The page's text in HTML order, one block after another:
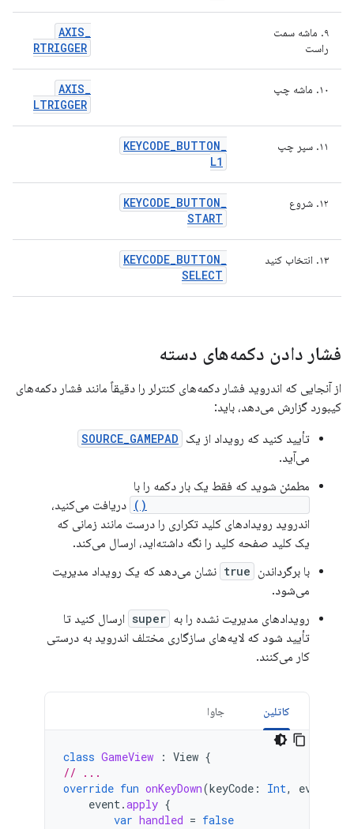
۹. ماشه سمت
راست
AXIS_
RTRIGGER
۱۰. ماشه چپ AXIS_
LTRIGGER
۱۱. سپر چپ KEYCODE_BUTTON_
L1
۱۲. شروع KEYCODE_BUTTON_
START
۱۳. انتخاب کنید KEYCODE_BUTTON_
SELECT
فشار دادن دکمه‌های دسته
از آنجایی که اندروید فشار دکمه‌های کنترلر را دقیقاً مانند فشار دکمه‌های
کیبورد گزارش می‌دهد، باید:
تأیید کنید که رویداد از یک SOURCE_GAMEPAD
می‌آید.
مطمئن شوید که فقط یک بار دکمه را با
دریافت می‌کنید،
اندروید رویدادهای کلید تکراری را درست مانند زمانی که
یک کلید صفحه کلید را نگه داشته‌اید، ارسال می‌کند.
با برگرداندن true نشان می‌دهد که یک رویداد مدیریت
می‌شود.
رویدادهای مدیریت نشده را به super ارسال کنید تا
تأیید شود که لایه‌های سازگاری مختلف اندروید به درستی
کار می‌کنند.
کاتلین جاوا
class GameView : View {
// ...
override fun onKeyDown(keyCode : Int, event
event.apply {
var handled = false